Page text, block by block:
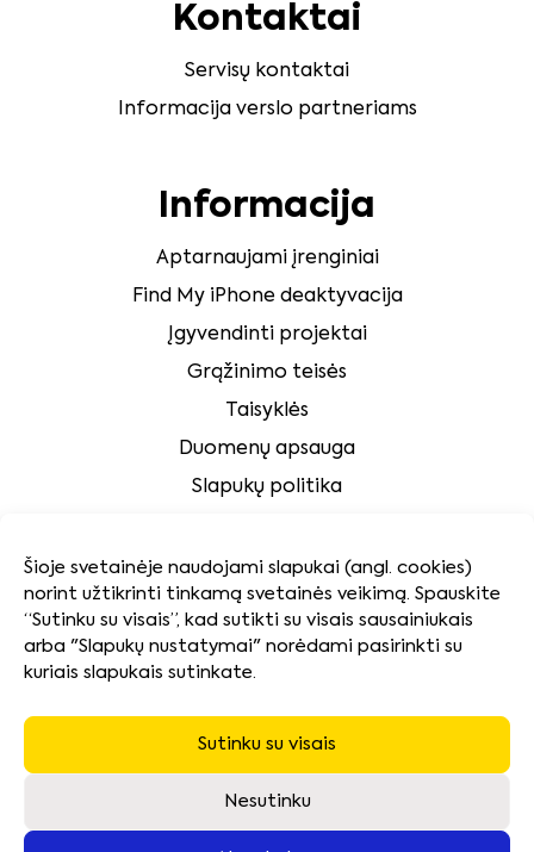
Šioje svetainėje naudojami slapukai (angl. cookies)
norint užtikrinti tinkamą svetainės veikimą. Spauskite
“Sutinku su visais”, kad sutikti su visais sausainiukais
arba "Slapukų nustatymai" norėdami pasirinkti su
kuriais slapukais sutinkate.
Sutinku su visais
Nesutinku
Kontaktai
Servisų kontaktai
Informacija verslo partneriams
Informacija
Aptarnaujami įrenginiai
Find My iPhone deaktyvacija
Įgyvendinti projektai
Grąžinimo teisės
Taisyklės
Duomenų apsauga
Slapukų politika
Tvarumas
Kokybės ir aplinkosaugos politika
Naudotų baterijų surinkimas ir pakuočių atliekų
tvarkymas
Neatsiimtos įrangos utilizavimas